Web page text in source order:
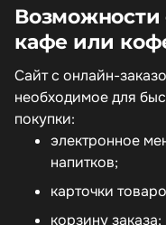
Возможности
кафе или
Сайт с онлайн-
необходимое для
покупки:
электронное
напитков;
карточки
корзину заказа;